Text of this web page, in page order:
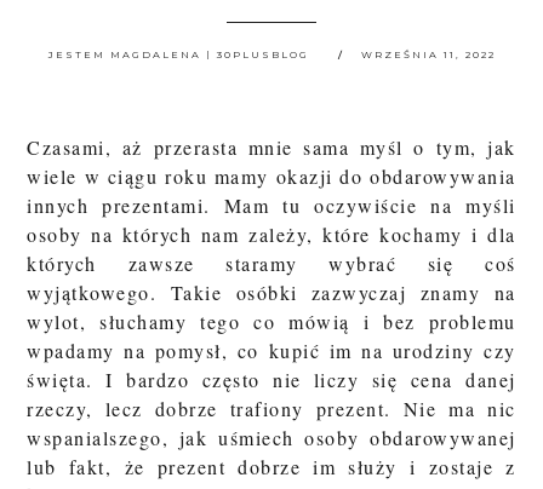
JESTEM MAGDALENA | 30PLUSBLOG WRZEŚNIA 11, 2022
Czasami, aż przerasta mnie sama myśl o tym, jak
wiele w ciągu roku mamy okazji do obdarowywania
innych prezentami. Mam tu oczywiście na myśli
osoby na których nam zależy, które kochamy i dla
których zawsze staramy wybrać się coś
wyjątkowego. Takie osóbki zazwyczaj znamy na
wylot, słuchamy tego co mówią i bez problemu
wpadamy na pomysł, co kupić im na urodziny czy
święta. I bardzo często nie liczy się cena danej
rzeczy, lecz dobrze trafiony prezent. Nie ma nic
wspanialszego, jak uśmiech osoby obdarowywanej
lub fakt, że prezent dobrze im służy i zostaje z